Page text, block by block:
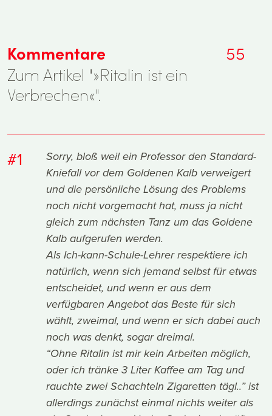
Kommentare
55
Zum Artikel "»Ritalin ist ein
Verbrechen«".
#1
Sorry, bloß weil ein Professor den Standard-
Kniefall vor dem Goldenen Kalb verweigert
und die persönliche Lösung des Problems
noch nicht vorgemacht hat, muss ja nicht
gleich zum nächsten Tanz um das Goldene
Kalb aufgerufen werden.
Als Ich-kann-Schule-Lehrer respektiere ich
natürlich, wenn sich jemand selbst für etwas
entscheidet, und wenn er aus dem
verfügbaren Angebot das Beste für sich
wählt, zweimal, und wenn er sich dabei auch
noch was denkt, sogar dreimal.
“Ohne Ritalin ist mir kein Arbeiten möglich,
oder ich tränke 3 Liter Kaffee am Tag und
rauchte zwei Schachteln Zigaretten tägl..” ist
allerdings zunächst einmal nichts weiter als